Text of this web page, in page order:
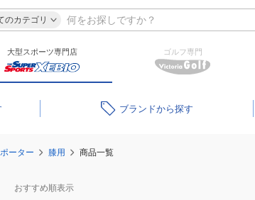
のカテゴリ
大型スポーツ専門店 ゴルフ専門
ブランド
ーター 膝用 商品一覧
おすすめ順表示